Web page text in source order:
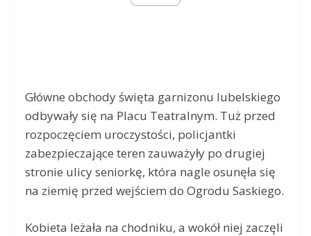
Główne obchody święta garnizonu lubelskiego
odbywały się na Placu Teatralnym. Tuż przed
rozpoczęciem uroczystości, policjantki
zabezpieczające teren zauważyły po drugiej
stronie ulicy seniorkę, która nagle osunęła się
na ziemię przed wejściem do Ogrodu Saskiego.
Kobieta leżała na chodniku, a wokół niej zaczęli